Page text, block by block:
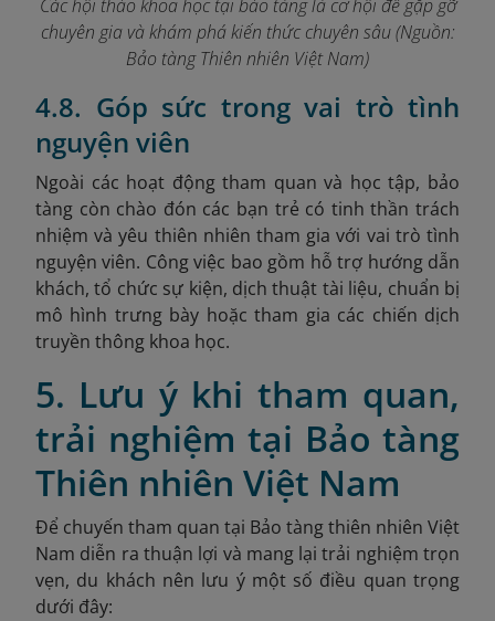
Các hội thảo khoa học tại bảo tàng là cơ hội để gặp gỡ
chuyên gia và khám phá kiến thức chuyên sâu (Nguồn:
Bảo tàng Thiên nhiên Việt Nam)
4.8. Góp sức trong vai trò tình
nguyện viên
Ngoài các hoạt động tham quan và học tập, bảo
tàng còn chào đón các bạn trẻ có tinh thần trách
nhiệm và yêu thiên nhiên tham gia với vai trò tình
nguyện viên. Công việc bao gồm hỗ trợ hướng dẫn
khách, tổ chức sự kiện, dịch thuật tài liệu, chuẩn bị
mô hình trưng bày hoặc tham gia các chiến dịch
truyền thông khoa học.
5. Lưu ý khi tham quan,
trải nghiệm tại Bảo tàng
Thiên nhiên Việt Nam
Để chuyến tham quan tại Bảo tàng thiên nhiên Việt
Nam diễn ra thuận lợi và mang lại trải nghiệm trọn
vẹn, du khách nên lưu ý một số điều quan trọng
dưới đây: